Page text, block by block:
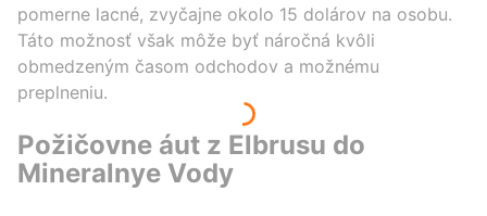
pomerne lacné, zvyčajne okolo 15 dolárov na osobu.
Táto možnosť však môže byť náročná kvôli
obmedzeným časom odchodov a možnému
preplneniu.
Požičovne áut z Elbrusu do
Mineralnye Vody